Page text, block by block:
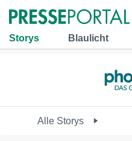
Storys Blaulicht
Alle Storys